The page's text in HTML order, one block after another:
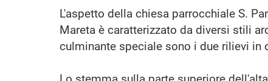
L'aspetto della chiesa parrocchiale S.
Mareta è caratterizzato da diversi stili
culminante speciale sono i due rilievi in